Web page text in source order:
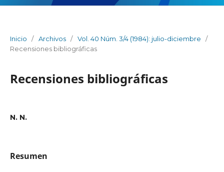
Inicio / Archivos / Vol. 40 Núm. 3/4 (1984): julio-diciembre
/
Recensiones bibliográficas
Recensiones bibliográficas
N. N.
Resumen